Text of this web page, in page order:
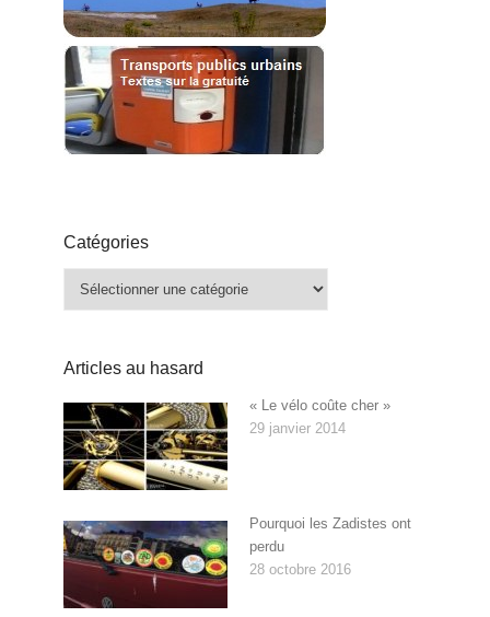
Catégories
Articles au hasard
« Le vélo coûte cher »
29 janvier 2014
Pourquoi les Zadistes ont
perdu
28 octobre 2016